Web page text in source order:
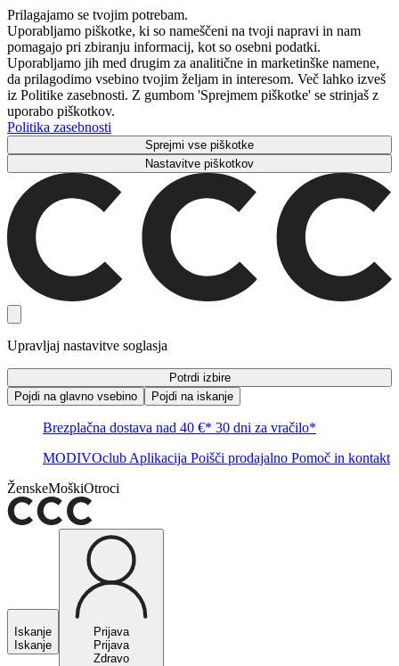
Prilagajamo se tvojim potrebam.
Uporabljamo piškotke, ki so nameščeni na tvoji napravi in ​​nam
pomagajo pri zbiranju informacij, kot so osebni podatki.
Uporabljamo jih med drugim za analitične in marketinške namene,
da prilagodimo vsebino tvojim željam in interesom. Več lahko izveš
iz Politike zasebnosti. Z gumbom 'Sprejmem piškotke' se strinjaš z
uporabo piškotkov.
Politika zasebnosti
Sprejmi vse piškotke
Nastavitve piškotkov
Upravljaj nastavitve soglasja
Potrdi izbire
Pojdi na glavno vsebino
Pojdi na iskanje
Brezplačna dostava nad 40 €* 30 dni za vračilo*
MODIVOclub Aplikacija Poišči prodajalno Pomoč in kontakt
ŽenskeMoškiOtroci
Iskanje
Iskanje
Prijava
Prijava
Zdravo